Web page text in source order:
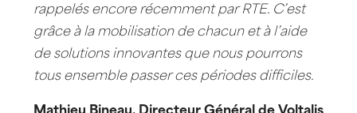
rappelés encore récemment par RTE. C’est
grâce à la mobilisation de chacun et à l’aide
de solutions innovantes que nous pourrons
tous ensemble passer ces périodes difficiles.
Mathieu Bineau, Directeur Général de Voltalis